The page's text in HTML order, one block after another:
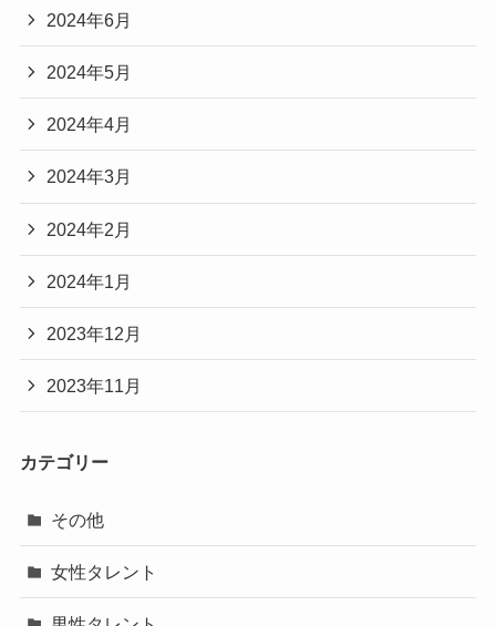
2024年6月
2024年5月
2024年4月
2024年3月
2024年2月
2024年1月
2023年12月
2023年11月
カテゴリー
その他
女性タレント